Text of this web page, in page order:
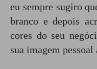
eu sempre sugiro
branco e depois
cores do seu
sua imagem pessoal